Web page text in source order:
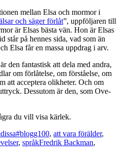
mellan Elsa och mormor i
och säger förlåt”, uppföljaren till
är Elsas bästa vän. Hon är Elsas
står på hennes sida, vad som än
Elsa får en massa uppdrag i arv.
den fantastisk att dela med andra,
om förlåtelse, om förståelse, om
att acceptera olikheter. Och om
Dessutom är den, som Ove-
du vill visa kärlek.
Kategorier
#blogg100, att vara förälder,
, språkTaggar
Fredrik Backman,